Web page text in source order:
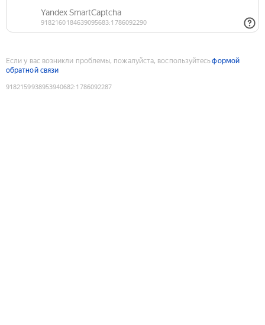
Если у вас возникли проблемы, пожалуйста, воспользуйтесьформой
обратной связи
9182159938953940682:1786092287